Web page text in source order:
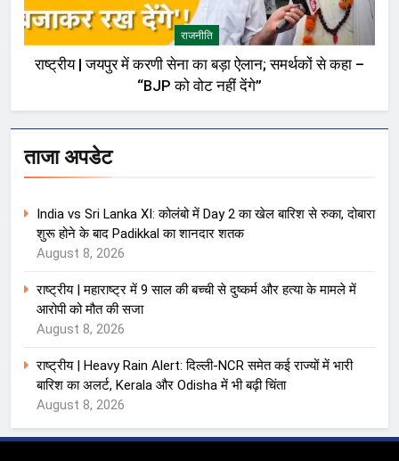
राजनीति
राष्ट्रीय | जयपुर में करणी सेना का बड़ा ऐलान; समर्थकों से कहा –
“BJP को वोट नहीं देंगे”
ताजा अपडेट
India vs Sri Lanka XI: कोलंबो में Day 2 का खेल बारिश से रुका, दोबारा
शुरू होने के बाद Padikkal का शानदार शतक
August 8, 2026
राष्ट्रीय | महाराष्ट्र में 9 साल की बच्ची से दुष्कर्म और हत्या के मामले में
आरोपी को मौत की सजा
August 8, 2026
राष्ट्रीय | Heavy Rain Alert: दिल्ली-NCR समेत कई राज्यों में भारी
बारिश का अलर्ट, Kerala और Odisha में भी बढ़ी चिंता
August 8, 2026